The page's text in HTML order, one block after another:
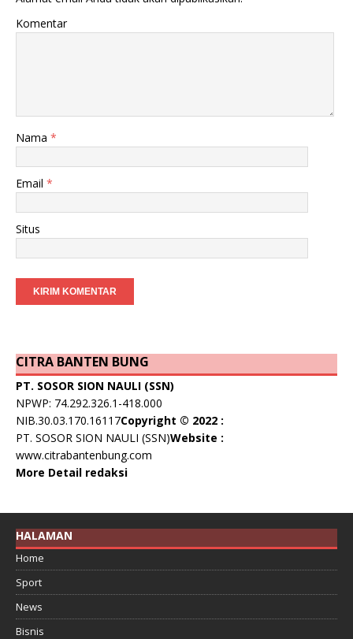
Komentar
Nama *
Email *
Situs
CITRA BANTEN BUNG
PT. SOSOR SION NAULI (SSN)
NPWP: 74.292.326.1-418.000
NIB.30.03.170.16117Copyright © 2022 :
PT. SOSOR SION NAULI (SSN)Website :
www.citrabantenbung.com
More Detail redaksi
HALAMAN
Home
Sport
News
Bisnis